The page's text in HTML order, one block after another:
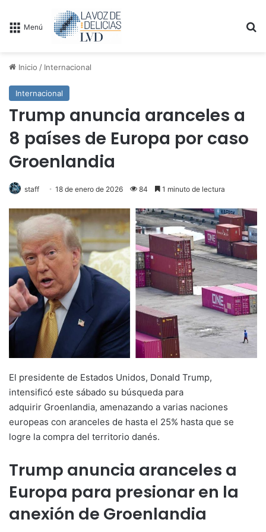
Menú
Inicio / Internacional
Internacional
Trump anuncia aranceles a
8 países de Europa por caso
Groenlandia
staff 18 de enero de 2026 84 1 minuto de lectura
El presidente de Estados Unidos, Donald Trump,
intensificó este sábado su búsqueda para
adquirir Groenlandia, amenazando a varias naciones
europeas con aranceles de hasta el 25% hasta que se
logre la compra del territorio danés.
Trump anuncia aranceles a
Europa para presionar en la
anexión de Groenlandia